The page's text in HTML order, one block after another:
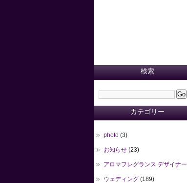
検索
カテゴリー
photo (3)
お知らせ (23)
アロマフレグランス デザイナー
ウェディング (189)